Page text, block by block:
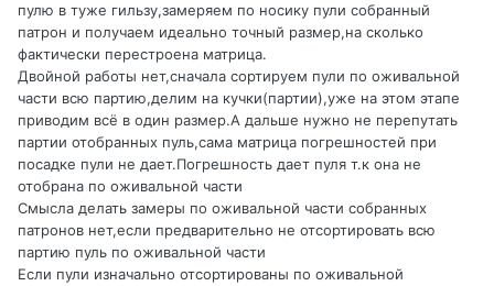
пулю в туже гильзу,замеряем по носику пули собранный
патрон и получаем идеально точный размер,на сколько
фактически перестроена матрица.
Двойной работы нет,сначала сортируем пули по оживальной
части всю партию,делим на кучки(партии),уже на этом этапе
приводим всё в один размер.А дальше нужно не перепутать
партии отобранных пуль,сама матрица погрешностей при
посадке пули не дает.Погрешность дает пуля т.к она не
отобрана по оживальной части
Смысла делать замеры по оживальной части собранных
патронов нет,если предварительно не отсортировать всю
партию пуль по оживальной части
Если пули изначально отсортированы по оживальной